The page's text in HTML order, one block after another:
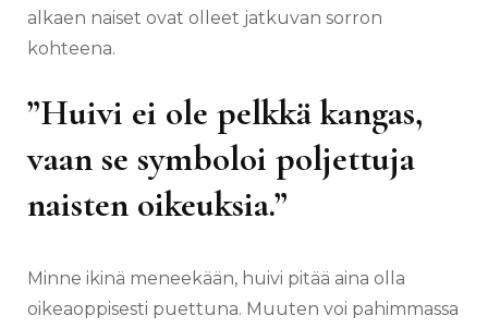
alkaen naiset ovat olleet jatkuvan sorron
kohteena.
”Huivi ei ole pelkkä kangas,
vaan se symboloi poljettuja
naisten oikeuksia.”
Minne ikinä meneekään, huivi pitää aina olla
oikeaoppisesti puettuna. Muuten voi pahimmassa